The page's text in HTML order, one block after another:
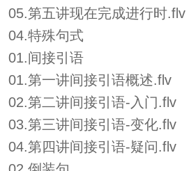
05.第五讲现在完成进行时.flv
04.特殊句式
01.间接引语
01.第一讲间接引语概述.flv
02.第二讲间接引语-入门.flv
03.第三讲间接引语-变化.flv
04.第四讲间接引语-疑问.flv